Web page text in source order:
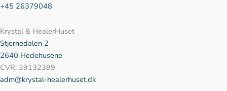
+45 26379048
Krystal & HealerHuset
Stjernedalen 2
2640 Hedehusene
CVR: 39132389
adm@krystal-healerhuset.dk